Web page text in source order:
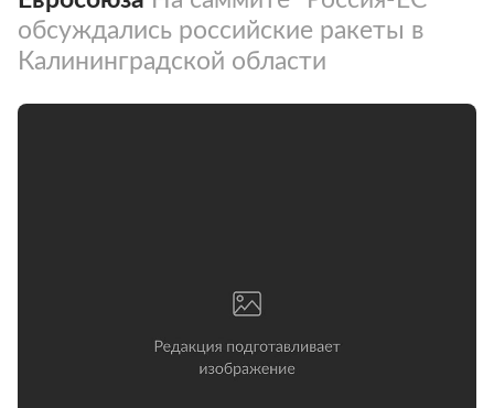
обсуждались российские ракеты в
Калининградской области